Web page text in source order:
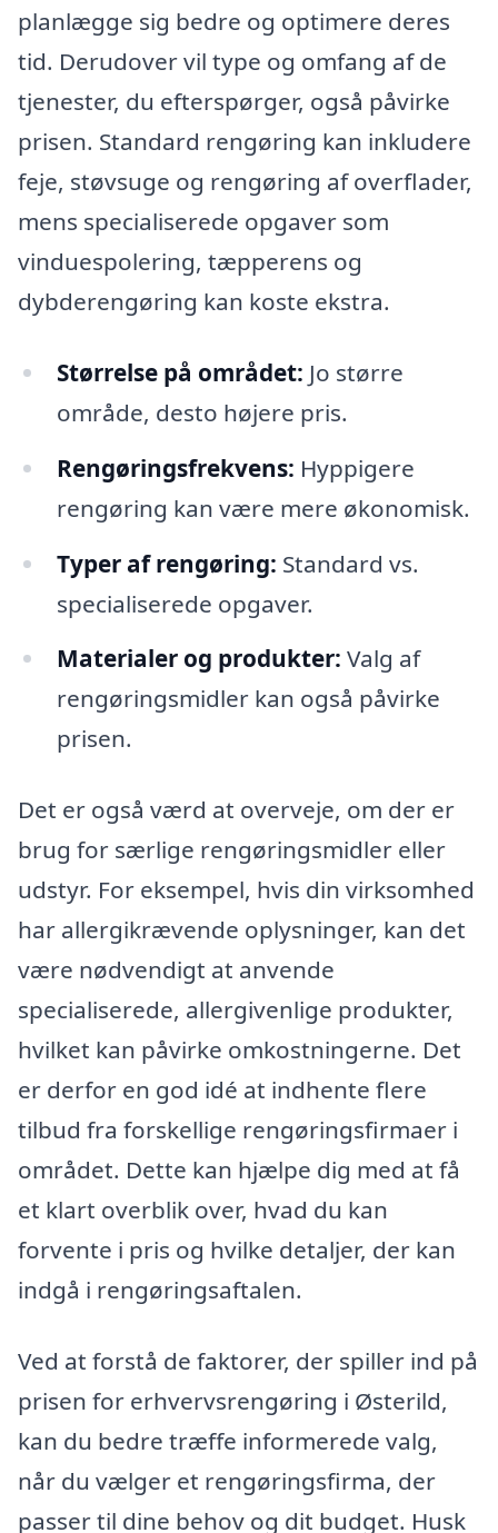
planlægge sig bedre og optimere deres
tid. Derudover vil type og omfang af de
tjenester, du efterspørger, også påvirke
prisen. Standard rengøring kan inkludere
feje, støvsuge og rengøring af overflader,
mens specialiserede opgaver som
vinduespolering, tæpperens og
dybderengøring kan koste ekstra.
Størrelse på området: Jo større
område, desto højere pris.
Rengøringsfrekvens: Hyppigere
rengøring kan være mere økonomisk.
Typer af rengøring: Standard vs.
specialiserede opgaver.
Materialer og produkter: Valg af
rengøringsmidler kan også påvirke
prisen.
Det er også værd at overveje, om der er
brug for særlige rengøringsmidler eller
udstyr. For eksempel, hvis din virksomhed
har allergikrævende oplysninger, kan det
være nødvendigt at anvende
specialiserede, allergivenlige produkter,
hvilket kan påvirke omkostningerne. Det
er derfor en god idé at indhente flere
tilbud fra forskellige rengøringsfirmaer i
området. Dette kan hjælpe dig med at få
et klart overblik over, hvad du kan
forvente i pris og hvilke detaljer, der kan
indgå i rengøringsaftalen.
Ved at forstå de faktorer, der spiller ind på
prisen for erhvervsrengøring i Østerild,
kan du bedre træffe informerede valg,
når du vælger et rengøringsfirma, der
passer til dine behov og dit budget. Husk